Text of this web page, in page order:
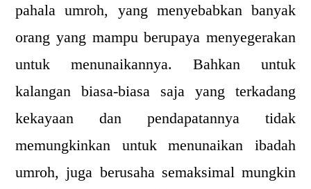
pahala umroh, yang menyebabkan banyak
orang yang mampu berupaya menyegerakan
untuk menunaikannya. Bahkan untuk
kalangan biasa-biasa saja yang terkadang
kekayaan dan pendapatannya tidak
memungkinkan untuk menunaikan ibadah
umroh, juga berusaha semaksimal mungkin